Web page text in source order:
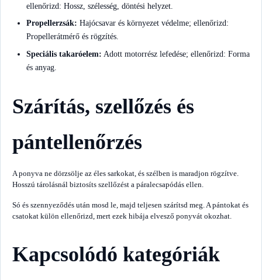
ellenőrizd: Hossz, szélesség, döntési helyzet.
Propellerzsák: Hajócsavar és környezet védelme; ellenőrizd:
Propellerátmérő és rögzítés.
Speciális takaróelem: Adott motorrész lefedése; ellenőrizd: Forma
és anyag.
Szárítás, szellőzés és
pántellenőrzés
A ponyva ne dörzsölje az éles sarkokat, és szélben is maradjon rögzítve.
Hosszú tárolásnál biztosíts szellőzést a páralecsapódás ellen.
Só és szennyeződés után mosd le, majd teljesen szárítsd meg. A pántokat és
csatokat külön ellenőrizd, mert ezek hibája elvesző ponyvát okozhat.
Kapcsolódó kategóriák